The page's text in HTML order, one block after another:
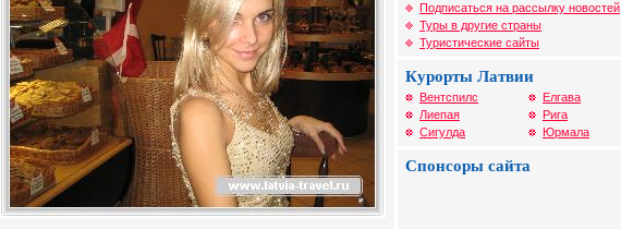
Подписаться на рассылку новостей
Туры в другие страны
Туристические сайты
Курорты Латвии
Вентспилс
Лиепая
Сигулда
Елгава
Рига
Юрмала
Спонсоры сайта